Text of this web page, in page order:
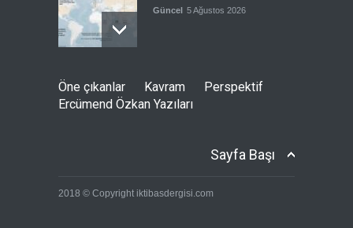
Güncel 5 Ağustos 2026
Harem-i İbrahim'de geçen
ay hiç ezan okunmadı
Sözlüğü" kullanıma açıldı
Öne çıkanlar Kavram
Perspektif
Ercümend Özkan Yazıları
Sayfa Başı
2018 © Copyright iktibasdergisi.com